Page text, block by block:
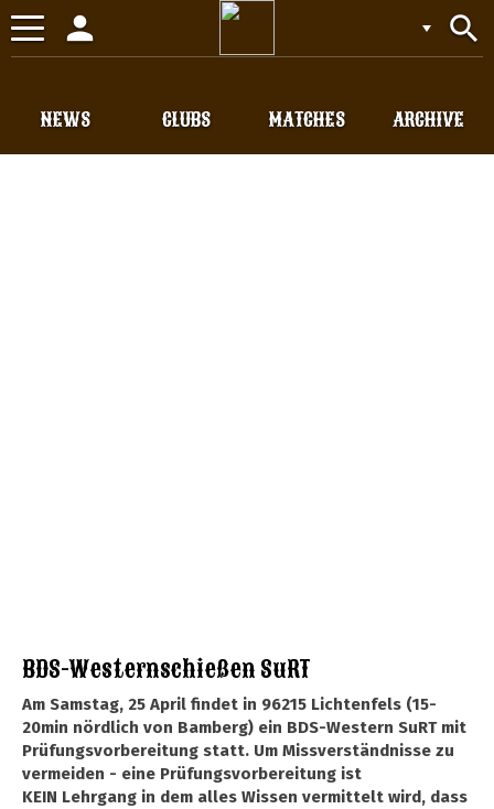
Toggle
navigation
search
person
CLUBS
NEWS MATCHES ARCHIVE
BDS-Westernschießen SuRT
Am Samstag, 25 April findet in 96215 Lichtenfels (15-
20min nördlich von Bamberg) ein BDS-Western SuRT mit
Prüfungsvorbereitung statt. Um Missverständnisse zu
vermeiden - eine Prüfungsvorbereitung ist
KEIN Lehrgang in dem alles Wissen vermittelt wird, dass